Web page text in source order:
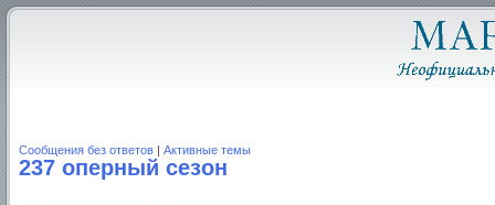
Сообщения без ответов | Активные темы
237 оперный сезон